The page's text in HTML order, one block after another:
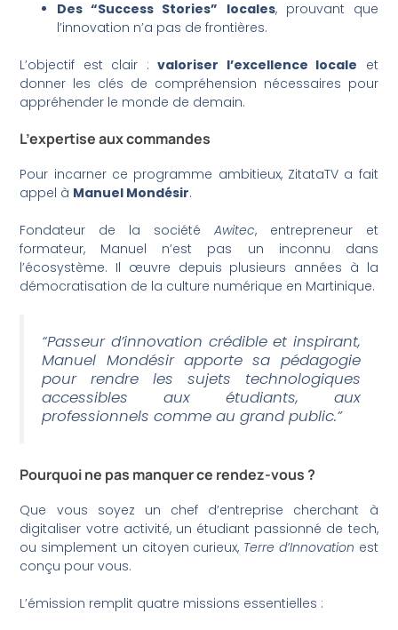
Des “Success Stories” locales, prouvant que
l’innovation n’a pas de frontières.
L’objectif est clair :valoriser l’excellence locale et
donner les clés de compréhension nécessaires pour
appréhender le monde de demain.
L’expertise aux commandes
Pour incarner ce programme ambitieux, ZitataTV a fait
appel à Manuel Mondésir.
Fondateur de la société Awitec, entrepreneur et
formateur, Manuel n’est pas un inconnu dans
l’écosystème. Il œuvre depuis plusieurs années à la
démocratisation de la culture numérique en Martinique.
“Passeur d’innovation crédible et inspirant,
Manuel Mondésir apporte sa pédagogie
pour rendre les sujets technologiques
accessibles aux étudiants, aux
professionnels comme au grand public.”
Pourquoi ne pas manquer ce rendez-vous ?
Que vous soyez un chef d’entreprise cherchant à
digitaliser votre activité, un étudiant passionné de tech,
ou simplement un citoyen curieux, Terre d’Innovation est
conçu pour vous.
L’émission remplit quatre missions essentielles :